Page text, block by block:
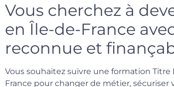
Vous cherchez à
en Île-de-France
reconnue et
Vous souhaitez suivre une formation Titre
France pour changer de métier,